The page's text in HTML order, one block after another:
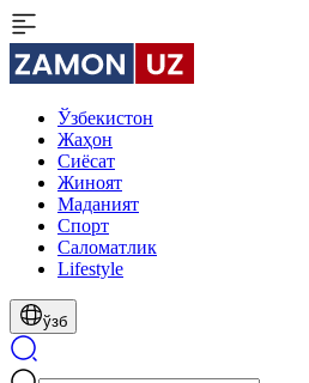
Ўзбекистон
Жаҳон
Сиёсат
Жиноят
Маданият
Спорт
Cаломатлик
Lifestyle
ўзб